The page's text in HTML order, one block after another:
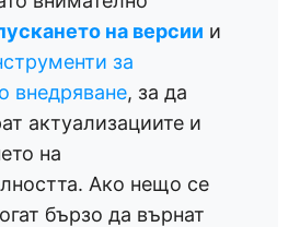
на версии и
за
внедряване, за да
актуализациите и
на
Ако нещо се
бързо да върнат